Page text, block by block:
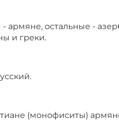
- армяне, остальные -
и греки.
(монофиситы)